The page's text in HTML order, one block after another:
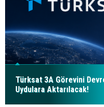
Türksat 3A Görevini
Uydulara Aktarılacak!